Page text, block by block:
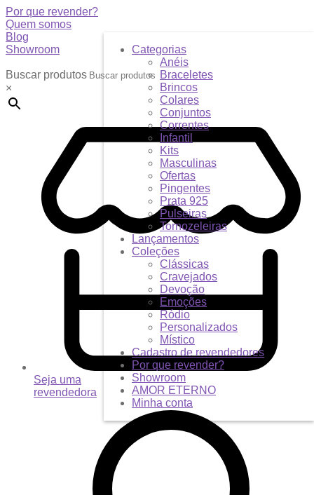
Por que revender?
Quem somos
Blog
Showroom
Buscar produtos
×
Seja uma
revendedora
Categorias
Anéis
Braceletes
Brincos
Colares
Conjuntos
Correntes
Infantil
Kits
Masculinas
Ofertas
Pingentes
Prata 925
Pulseiras
Tornozeleiras
Lançamentos
Coleções
Clássicas
Cravejados
Devoção
Emoções
Ródio
Personalizados
Místico
Cadastro de revendedores
Por que revender?
Showroom
AMOR ETERNO
Minha conta